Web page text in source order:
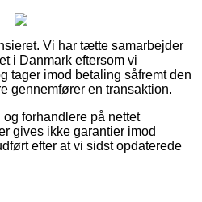
Vi har tætte samarbejder
i Danmark eftersom vi
tager imod betaling såfremt den
gennemfører en transaktion.
forhandlere på nettet
gives ikke garantier imod
efter at vi sidst opdaterede